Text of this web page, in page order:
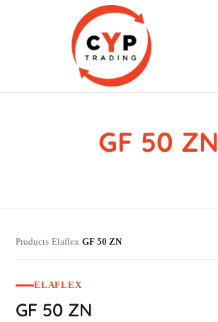
GF 50 ZN
Products›Elaflex›GF 50 ZN
ELAFLEX
GF 50 ZN